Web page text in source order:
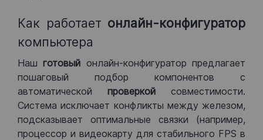
Как работает онлайн-конфигуратор
компьютера
Нашготовый онлайн-конфигуратор предлагает
пошаговый подбор компонентов с
автоматической проверкой совместимости.
Система исключает конфликты между железом,
подсказывает оптимальные связки (например,
процессор и видеокарту для стабильного FPS в